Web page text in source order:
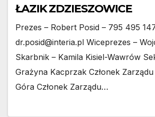
ŁAZIK ZDZIESZOWICE
Prezes – Robert Posid – 795 495
dr.posid@interia.pl Wiceprezes –
Skarbnik – Kamila Kisiel-Wawrów
Grażyna Kacprzak Członek
Góra Członek Zarządu…